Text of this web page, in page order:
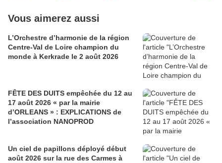
Vous aimerez aussi
L’Orchestre d’harmonie de la région
Centre-Val de Loire champion du
monde à Kerkrade le 2 août 2026
FÊTE DES DUITS empêchée du 12 au
17 août 2026 « par la mairie
d’ORLEANS » : EXPLICATIONS de
l’association NANOPROD
Un ciel de papillons déployé début
août 2026 sur la rue des Carmes à